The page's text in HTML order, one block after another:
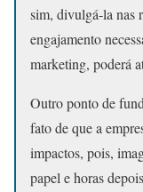
sim, divulgá-la nas
engajamento
marketing, poderá
Outro ponto de
fato de que a
impactos, pois,
papel e horas